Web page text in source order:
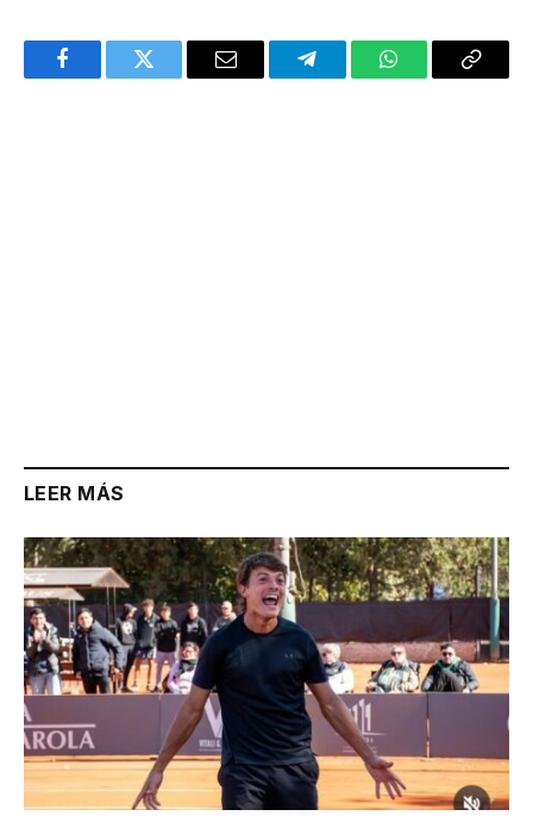
FacebookTwitter Email TelegramWhatsAppCopy
LEER MÁS